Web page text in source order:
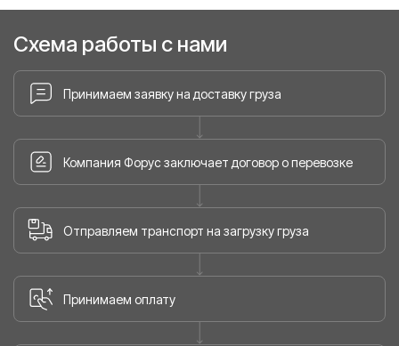
Схема работы с нами
Принимаем заявку на доставку груза
Компания Форус заключает договор о перевозке
Отправляем транспорт на загрузку груза
Принимаем оплату